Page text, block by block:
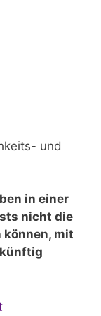
und
in einer
nicht die
mit